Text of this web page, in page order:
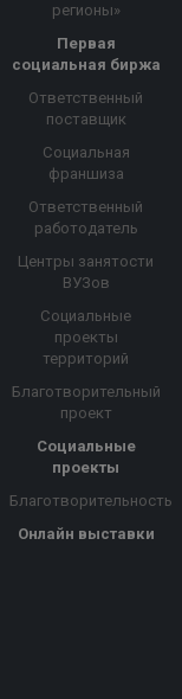
регионы»
Первая
социальная биржа
Ответственный
поставщик
Социальная
франшиза
Ответственный
работодатель
Центры занятости
ВУЗов
Социальные
проекты
территорий
Благотворительный
проект
Социальные
проекты
Благотворительность
Онлайн выставки